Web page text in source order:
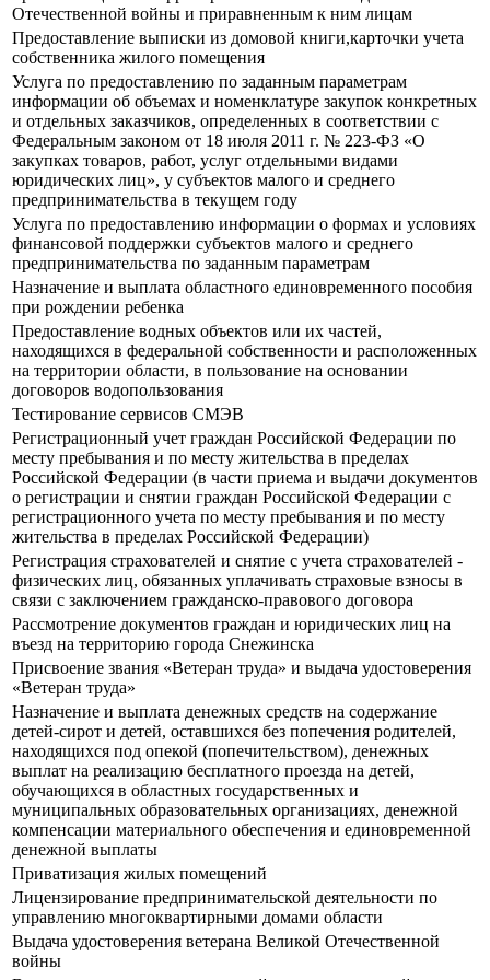
Отечественной войны и приравненным к ним лицам
Предоставление выписки из домовой книги,карточки учета
собственника жилого помещения
Услуга по предоставлению по заданным параметрам
информации об объемах и номенклатуре закупок конкретных
и отдельных заказчиков, определенных в соответствии с
Федеральным законом от 18 июля 2011 г. № 223-ФЗ «О
закупках товаров, работ, услуг отдельными видами
юридических лиц», у субъектов малого и среднего
предпринимательства в текущем году
Услуга по предоставлению информации о формах и условиях
финансовой поддержки субъектов малого и среднего
предпринимательства по заданным параметрам
Назначение и выплата областного единовременного пособия
при рождении ребенка
Предоставление водных объектов или их частей,
находящихся в федеральной собственности и расположенных
на территории области, в пользование на основании
договоров водопользования
Тестирование сервисов СМЭВ
Регистрационный учет граждан Российской Федерации по
месту пребывания и по месту жительства в пределах
Российской Федерации (в части приема и выдачи документов
о регистрации и снятии граждан Российской Федерации с
регистрационного учета по месту пребывания и по месту
жительства в пределах Российской Федерации)
Регистрация страхователей и снятие с учета страхователей -
физических лиц, обязанных уплачивать страховые взносы в
связи с заключением гражданско-правового договора
Рассмотрение документов граждан и юридических лиц на
въезд на территорию города Снежинска
Присвоение звания «Ветеран труда» и выдача удостоверения
«Ветеран труда»
Назначение и выплата денежных средств на содержание
детей-сирот и детей, оставшихся без попечения родителей,
находящихся под опекой (попечительством), денежных
выплат на реализацию бесплатного проезда на детей,
обучающихся в областных государственных и
муниципальных образовательных организациях, денежной
компенсации материального обеспечения и единовременной
денежной выплаты
Приватизация жилых помещений
Лицензирование предпринимательской деятельности по
управлению многоквартирными домами области
Выдача удостоверения ветерана Великой Отечественной
войны